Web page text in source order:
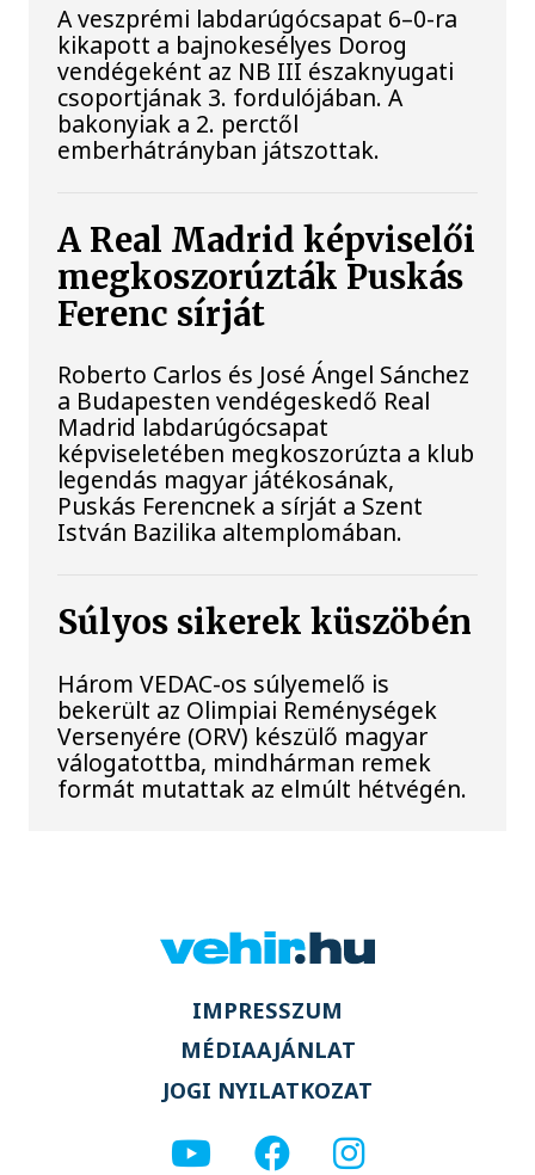
A veszprémi labdarúgócsapat 6–0-ra
kikapott a bajnokesélyes Dorog
vendégeként az NB III északnyugati
csoportjának 3. fordulójában. A
bakonyiak a 2. perctől
emberhátrányban játszottak.
A Real Madrid képviselői
megkoszorúzták Puskás
Ferenc sírját
Roberto Carlos és José Ángel Sánchez
a Budapesten vendégeskedő Real
Madrid labdarúgócsapat
képviseletében megkoszorúzta a klub
legendás magyar játékosának,
Puskás Ferencnek a sírját a Szent
István Bazilika altemplomában.
Súlyos sikerek küszöbén
Három VEDAC-os súlyemelő is
bekerült az Olimpiai Reménységek
Versenyére (ORV) készülő magyar
válogatottba, mindhárman remek
formát mutattak az elmúlt hétvégén.
IMPRESSZUM
MÉDIAAJÁNLAT
JOGI NYILATKOZAT